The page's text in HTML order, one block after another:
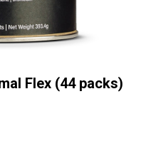
Flex (44 packs)